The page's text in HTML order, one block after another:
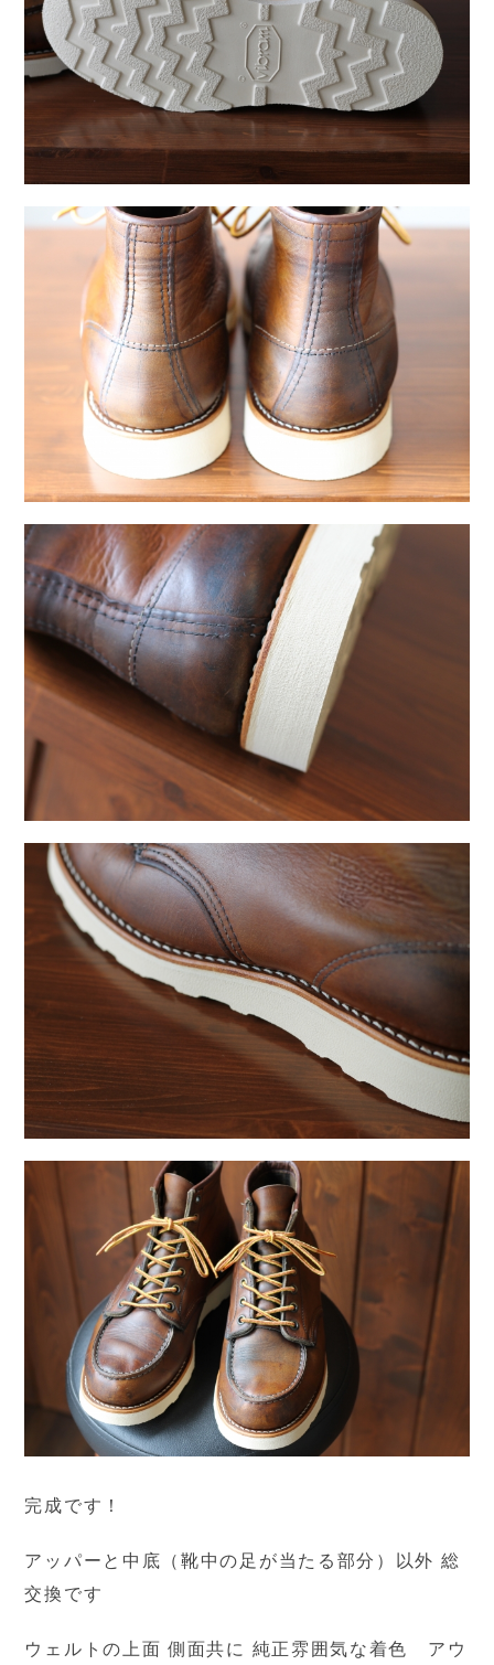
完成です！
アッパーと中底（靴中の足が当たる部分）以外 総
交換です
ウェルトの上面 側面共に 純正雰囲気な着色 アウ